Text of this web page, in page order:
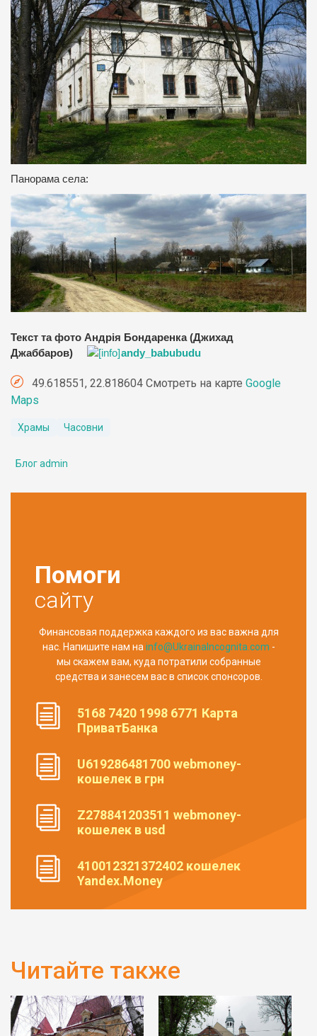
Панорама села:
Текст та фото Андрія Бондаренка (Джихад
Джаббаров)
andy_babubudu
49.618551, 22.818604 Смотреть на карте Google
Maps
Храмы Часовни
Блог admin
Помоги
сайту
Финансовая поддержка каждого из вас важна для
нас. Напишите нам на info@UkrainaIncognita.com -
мы скажем вам, куда потратили собранные
средства и занесем вас в список спонсоров.
5168 7420 1998 6771 Карта
ПриватБанка
U619286481700 webmoney-
кошелек в грн
Z278841203511 webmoney-
кошелек в usd
410012321372402 кошелек
Yandex.Money
Читайте также